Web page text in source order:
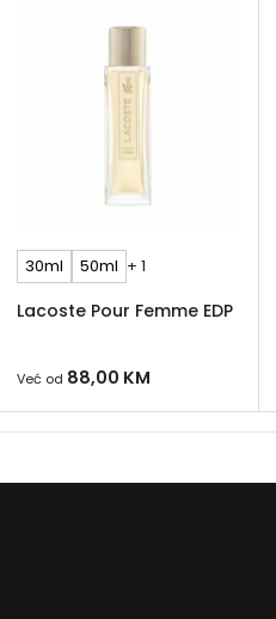
30ml 50ml + 1
Lacoste Pour Femme EDP
Već od 88,00 KM